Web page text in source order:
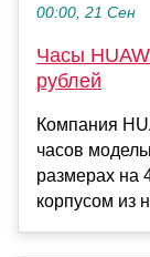
00:00, 21 Сен
Часы
рублей
Компания
часов
размерах на
корпусом из